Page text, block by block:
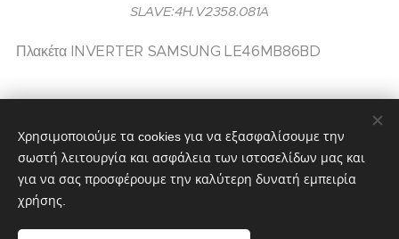
SLAVE:4H.V2358.081A
Πλακέτα INVERTER SAMSUNG LE46MB86BD
Υλοποιήθηκε από:partstv.gr
Χρησιμοποιούμε τα cookies για να εξασφαλίσουμε την
σωστή λειτουργία και ασφάλεια των ιστοσελίδων μας και
για να σας προσφέρουμε την καλύτερη δυνατή εμπειρία
χρήσης.